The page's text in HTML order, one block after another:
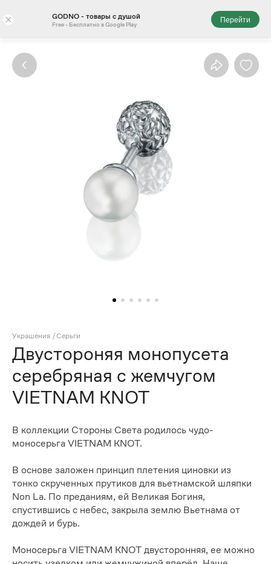
× GODNO - товары с душой
Free - Бесплатно в Google Play
Перейти
Украшения /Серьги
Двустороняя монопусета
серебряная с жемчугом
VIETNAM KNOT
В коллекции Стороны Света родилось чудо-
моносерьга VIETNAM KNOT.
В основе заложен принцип плетения циновки из
тонко скрученных прутиков для вьетнамской шляпки
Non La. По преданиям, ей Великая Богиня,
спустившись с небес, закрыла землю Вьетнама от
дождей и бурь.
Моносерьга VIETNAM KNOT двусторонняя, ее можно